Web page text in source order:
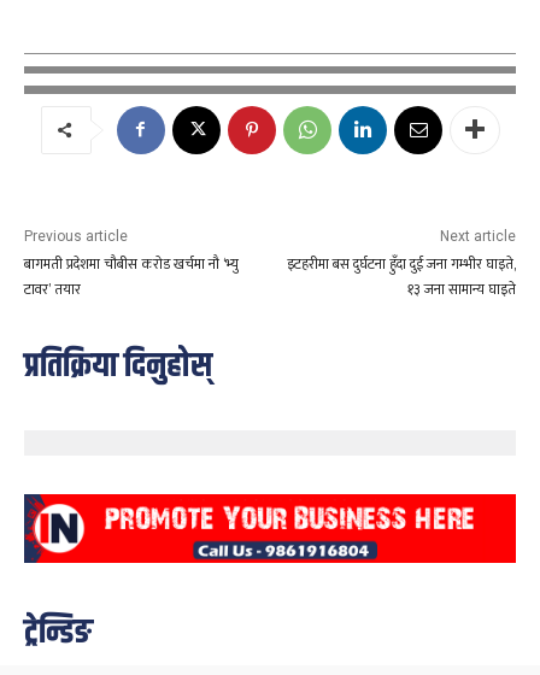
Previous article
बागमती प्रदेशमा चौबीस करोड खर्चमा नौ ‘भ्यु
टावर’ तयार
Next article
इटहरीमा बस दुर्घटना हुँदा दुई जना गम्भीर घाइते,
१३ जना सामान्य घाइते
प्रतिक्रिया दिनुहोस्
ट्रेन्डिङ